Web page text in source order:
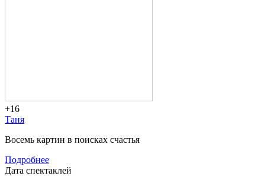
+16
Таня
Восемь картин в поисках счастья
Подробнее
Дата спектаклей